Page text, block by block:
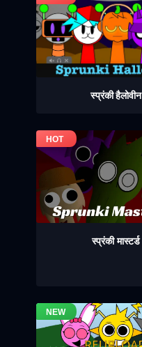
स्प्रंकी हैलोवीन
स्प्रंकी मास्टर्ड